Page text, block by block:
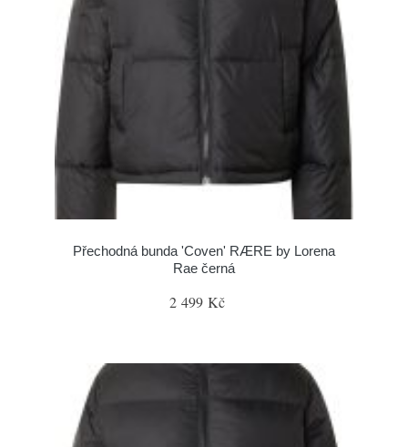
Přechodná bunda 'Coven' RÆRE by Lorena
Rae černá
2 499 Kč